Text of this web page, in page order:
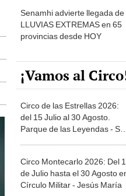
Senamhi advierte llegada de
LLUVIAS EXTREMAS en 65
provincias desde HOY
¡Vamos al
Circo de las Estrellas 2026:
del 15 Julio al 30 Agosto.
Parque de las Leyendas - San
Circo Montecarlo 2026: Del
de Julio hasta el 30 Agosto
Círculo Militar - Jesús María